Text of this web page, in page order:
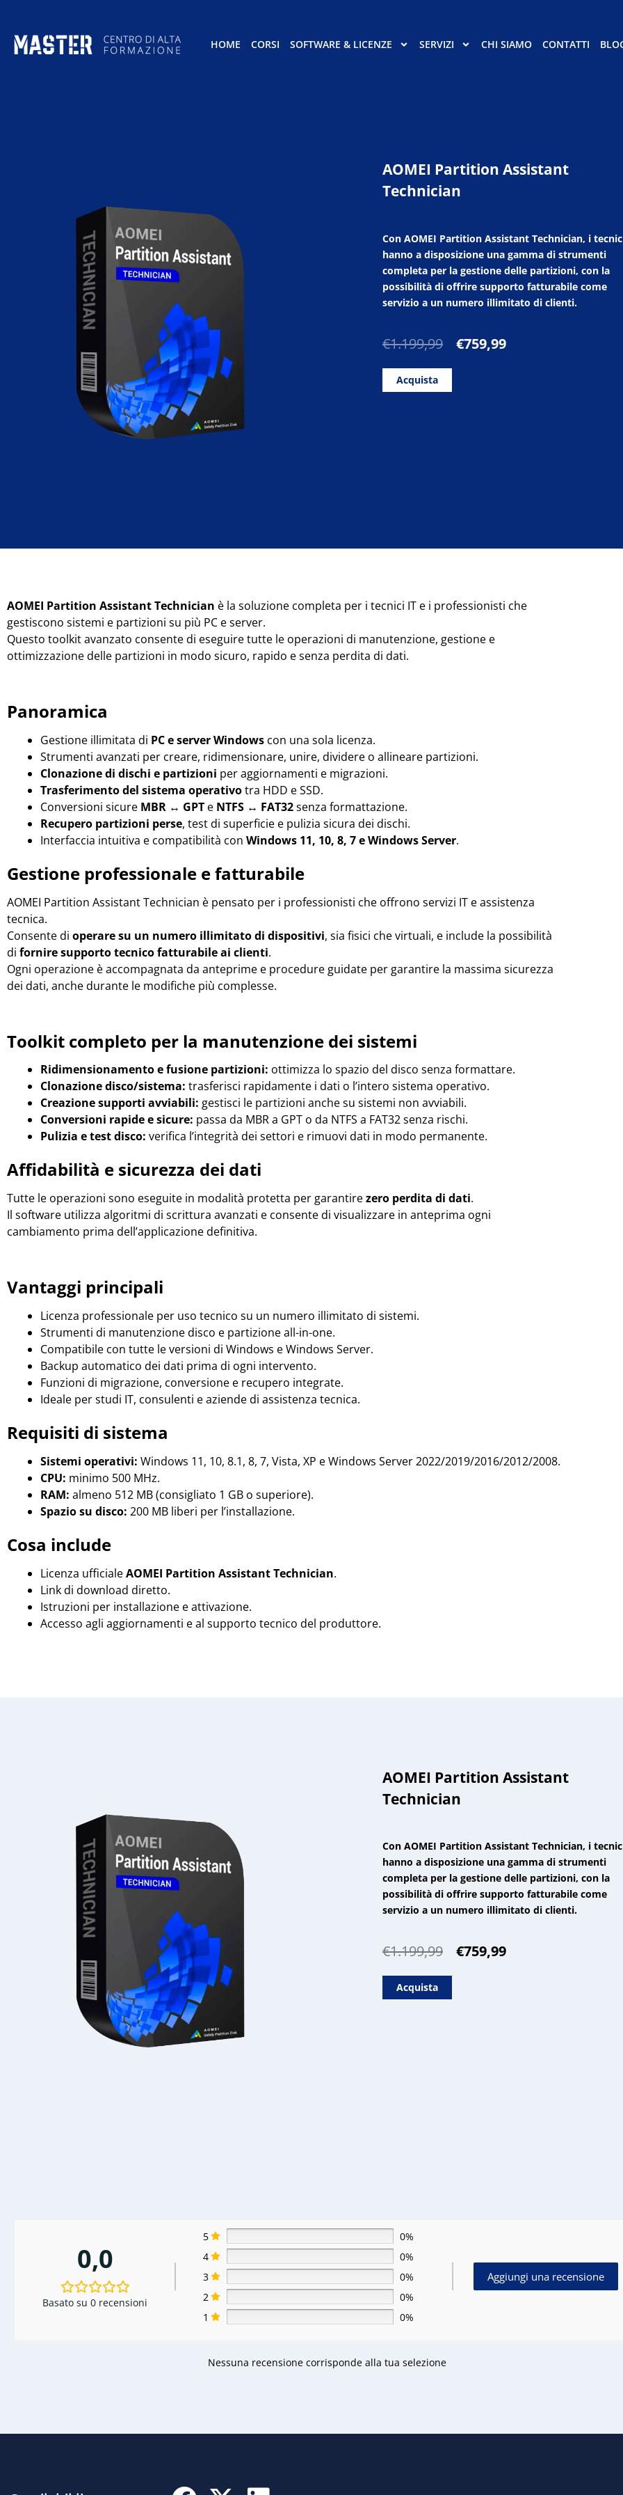
HOME CORSI SOFTWARE & LICENZE SERVIZI CHI SIAMO CONTATTI
AOMEI Partition Assistant
Technician
Con AOMEI Partition Assistant Technician, i
hanno a disposizione una gamma di strumenti
completa per la gestione delle partizioni, con la
possibilità di offrire supporto fatturabile come
servizio a un numero illimitato di clienti.
€1.199,99
Il
€759,99Il
Acquista
AOMEI Partition Assistant Technician è la soluzione completa per i tecnici IT e i professionisti che
gestiscono sistemi e partizioni su più PC e server.
Questo toolkit avanzato consente di eseguire tutte le operazioni di manutenzione, gestione e
ottimizzazione delle partizioni in modo sicuro, rapido e senza perdita di dati.
Panoramica
Gestione illimitata di PC e server Windows con una sola licenza.
Strumenti avanzati per creare, ridimensionare, unire, dividere o allineare partizioni.
Clonazione di dischi e partizioni per aggiornamenti e migrazioni.
Trasferimento del sistema operativotra HDD e SSD.
Conversioni sicure MBR ↔ GPT e NTFS ↔ FAT32senza formattazione.
Recupero partizioni perse, test di superficie e pulizia sicura dei dischi.
Interfaccia intuitiva e compatibilità con Windows 11, 10, 8, 7 e Windows Server.
Gestione professionale e fatturabile
AOMEI Partition Assistant Technician è pensato per i professionisti che offrono servizi IT e assistenza
tecnica.
Consente di operare su un numero illimitato di dispositivi, sia fisici che virtuali, e include la possibilità
di fornire supporto tecnico fatturabile ai clienti.
Ogni operazione è accompagnata da anteprime e procedure guidate per garantire la massima sicurezza
dei dati, anche durante le modifiche più complesse.
Toolkit completo per la manutenzione dei sistemi
Ridimensionamento e fusione partizioni: ottimizza lo spazio del disco senza formattare.
Clonazione disco/sistema: trasferisci rapidamente i dati o l’intero sistema operativo.
Creazione supporti avviabili: gestisci le partizioni anche su sistemi non avviabili.
Conversioni rapide e sicure: passa da MBR a GPT o da NTFS a FAT32 senza rischi.
Pulizia e test disco: verifica l’integrità dei settori e rimuovi dati in modo permanente.
Affidabilità e sicurezza dei dati
Tutte le operazioni sono eseguite in modalità protetta per garantirezero perdita di dati.
Il software utilizza algoritmi di scrittura avanzati e consente di visualizzare in anteprima ogni
cambiamento prima dell’applicazione definitiva.
Vantaggi principali
Licenza professionale per uso tecnico su un numero illimitato di sistemi.
Strumenti di manutenzione disco e partizione all-in-one.
Compatibile con tutte le versioni di Windows e Windows Server.
Backup automatico dei dati prima di ogni intervento.
Funzioni di migrazione, conversione e recupero integrate.
Ideale per studi IT, consulenti e aziende di assistenza tecnica.
Requisiti di sistema
Sistemi operativi: Windows 11, 10, 8.1, 8, 7, Vista, XP e Windows Server 2022/2019/2016/2012/2008.
CPU: minimo 500 MHz.
RAM: almeno 512 MB (consigliato 1 GB o superiore).
Spazio su disco: 200 MB liberi per l’installazione.
Cosa include
Licenza ufficialeAOMEI Partition Assistant Technician.
Link di download diretto.
Istruzioni per installazione e attivazione.
Accesso agli aggiornamenti e al supporto tecnico del produttore.
AOMEI Partition Assistant
Technician
Con AOMEI Partition Assistant Technician, i
hanno a disposizione una gamma di strumenti
completa per la gestione delle partizioni, con la
possibilità di offrire supporto fatturabile come
servizio a un numero illimitato di clienti.
€1.199,99
Il
€759,99Il
Acquista
0,0
Basato su 0 recensioni
5
0%
4
0%
3
0%
2
0%
1
0%
Aggiungi una recensione
Nessuna recensione corrisponde alla tua selezione